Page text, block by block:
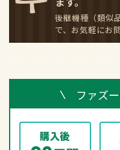
こちらの商品は
ます。